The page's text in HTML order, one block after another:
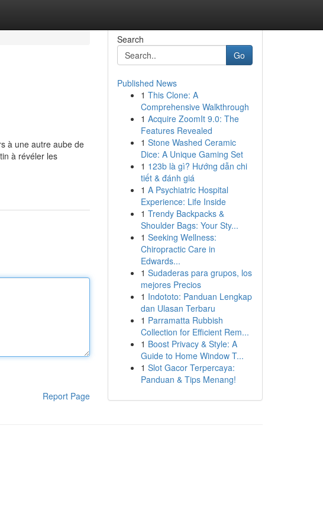
à une autre aube de
à révéler les
Report Page
Search
Go
Published News
1 This Clone: A
Comprehensive Walkthrough
1 Acquire ZoomIt 9.0: The
Features Revealed
1 Stone Washed Ceramic
Dice: A Unique Gaming Set
1 123b là gì? Hướng dẫn chi
tiết & đánh giá
1 A Psychiatric Hospital
Experience: Life Inside
1 Trendy Backpacks &
Shoulder Bags: Your Sty...
1 Seeking Wellness:
Chiropractic Care in
Edwards...
1 Sudaderas para grupos, los
mejores Precios
1 Indototo: Panduan Lengkap
dan Ulasan Terbaru
1 Parramatta Rubbish
Collection for Efficient Rem...
1 Boost Privacy & Style: A
Guide to Home Window T...
1 Slot Gacor Terpercaya:
Panduan & Tips Menang!